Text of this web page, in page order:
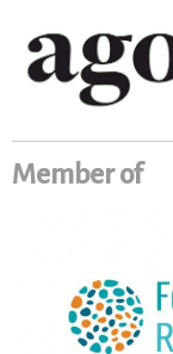
Member of